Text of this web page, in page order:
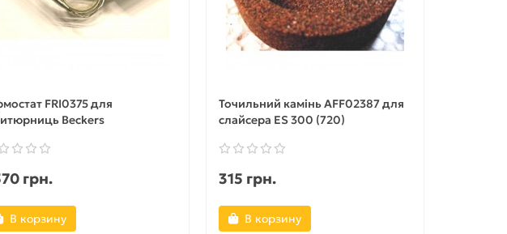
FRI0375 для
Beckers
грн.
В корзину
Точильний камінь AFF02387 для
слайсера ES 300 (720)
315 грн.
В корзину